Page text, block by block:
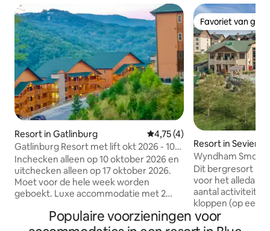
Resort in Gatlinburg Gemiddelde beoordeling van
4,75 (4)
Gatlinburg Resort met lift okt 2026 - 10
slaapplaatsen
Inchecken alleen op 10 oktober 2026 en
uitchecken alleen op 17 oktober 2026.
Moet voor de hele week worden
geboekt. Luxe accommodatie met 2
Geschikt voor maximaal 10 gasten
Inclusief gratis toegangspassen voor de
Favoriet van
Favoriet van
Resort in
Wyndham Smoky
Balkon Suite
Dit bergresort is
voor het
aantal
kloppen (op een
Nabijgelegen
dierentuinen
Populaire voorzieningen voor